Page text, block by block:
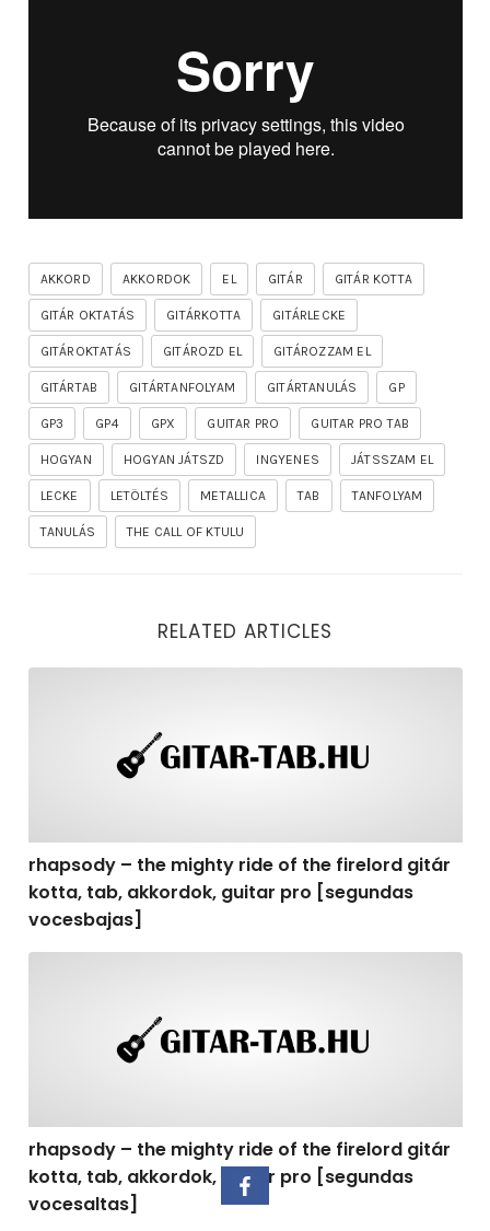
AKKORD AKKORDOK EL GITÁR GITÁR KOTTA
GITÁR OKTATÁS GITÁRKOTTA GITÁRLECKE
GITÁROKTATÁS GITÁROZD EL GITÁROZZAM EL
GITÁRTAB GITÁRTANFOLYAM GITÁRTANULÁS GP
GP3 GP4 GPX GUITAR PRO GUITAR PRO TAB
HOGYAN HOGYAN JÁTSZD INGYENES JÁTSSZAM EL
LECKE LETÖLTÉS METALLICA TAB TANFOLYAM
TANULÁS THE CALL OF KTULU
RELATED ARTICLES
rhapsody – the mighty ride of the firelord gitár
kotta, tab, akkordok, guitar pro [segundas
vocesbajas]
rhapsody – the mighty ride of the firelord gitár
kotta, tab, akkordok, guitar pro [segundas
vocesaltas]